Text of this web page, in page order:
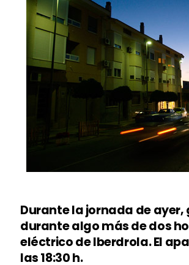
Durante la jornada de ayer,
durante algo más de dos
eléctrico de Iberdrola. El
las 18:30 h.